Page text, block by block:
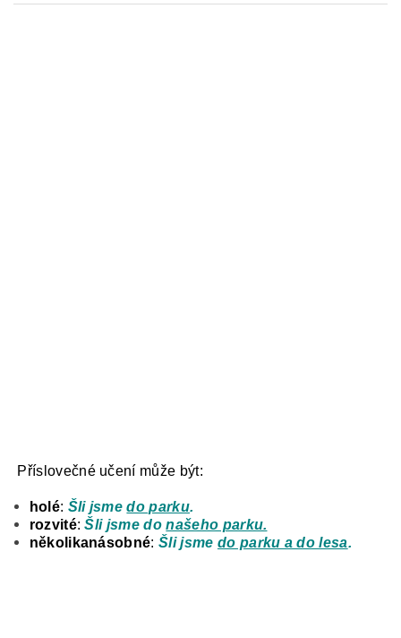
Příslovečné učení může být:
holé: Šli jsmedo parku.
rozvité:Šli jsme donašeho parku.
několikanásobné:Šli jsme do parku a do lesa.